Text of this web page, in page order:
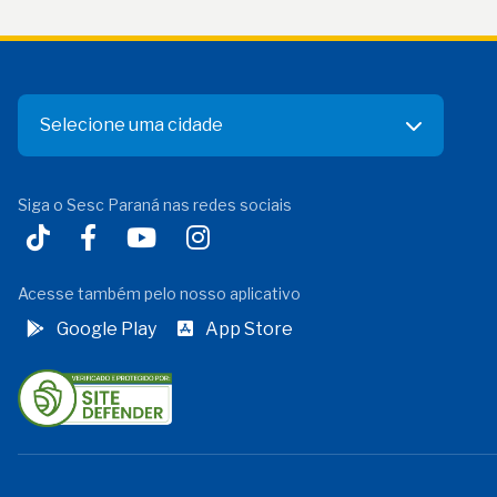
Selecione uma cidade
Siga o Sesc Paraná nas redes sociais
Acesse também pelo nosso aplicativo
Google Play App Store